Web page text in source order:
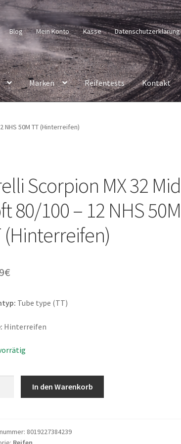
Blog Mein Konto Kasse Datenschutzerklärung
Marken Reifentests Kontakt
NHS 50M TT (Hinterreifen)
Scorpion MX 32 Mid
80/100 – 12 NHS 50M
(Hinterreifen)
€
Tube type (TT)
Hinterreifen
In den Warenkorb
8019227384239